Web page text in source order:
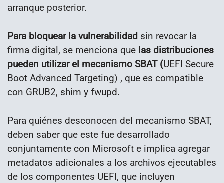
arranque posterior.
Para bloquear la vulnerabilidad sin revocar la
firma digital, se menciona que las distribuciones
pueden utilizar el mecanismo SBAT (UEFI Secure
Boot Advanced Targeting) , que es compatible
con GRUB2, shim y fwupd.
Para quiénes desconocen del mecanismo SBAT,
deben saber que este fue desarrollado
conjuntamente con Microsoft e implica agregar
metadatos adicionales a los archivos ejecutables
de los componentes UEFI, que incluyen